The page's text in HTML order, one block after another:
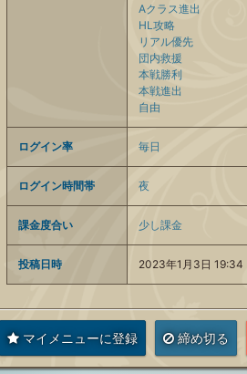
Aクラス進出
HL攻略
リアル優先
団内救援
本戦勝利
本戦進出
自由
ログイン率 毎日
ログイン時間帯 夜
課金度合い 少し課金
投稿日時 2023年1月3日 19:34
マイメニューに登録 締め切る